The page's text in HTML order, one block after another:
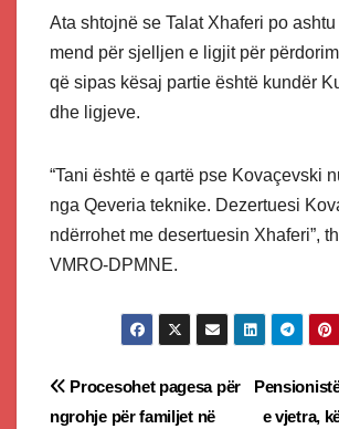
Ata shtojnë se Talat Xhaferi po
mend për sjelljen e ligjit për
që sipas kësaj partie është kundër
dhe ligjeve.
“Tani është e qartë pse Kovaçevski
nga Qeveria teknike. Dezertuesi
ndërrohet me desertuesin Xhaferi”,
VMRO-DPMNE.
Post
e vjetra,
Procesohet pagesa për
ngrohje për familjet në